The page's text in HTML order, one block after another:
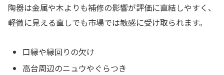
陶器は金属や木よりも補修の影響が評価に直結しやすく、
軽微に見える直しでも市場では敏感に受け取られます。
口縁や縁回りの欠け
高台周辺のニュウやぐらつき